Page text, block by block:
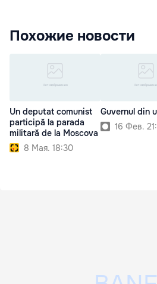
Похожие новости
Un deputat comunist
participă la parada
militară de la Moscova
8 Мая. 18:30
Guvernul din
16 Фев.